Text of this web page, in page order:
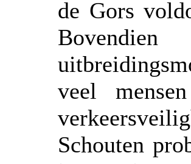
de Gors
veel
Schouten